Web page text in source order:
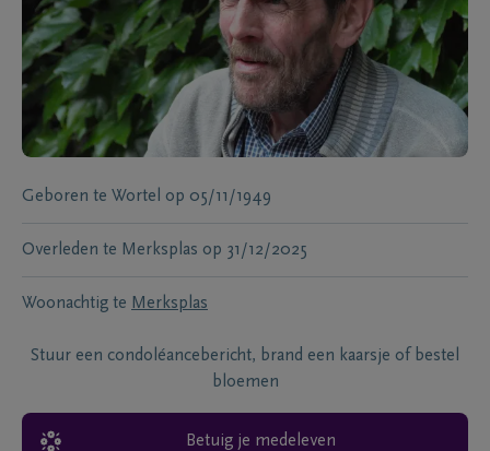
Geboren te Wortel op 05/11/1949
Overleden te Merksplas op 31/12/2025
Woonachtig te Merksplas
Stuur een condoléancebericht, brand een kaarsje of bestel
bloemen
Betuig je medeleven